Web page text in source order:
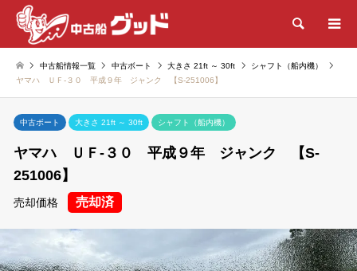
検索
中古船情報一覧 中古ボート 大きさ 21ft ～ 30ft
シャフト（船内機）
ヤマハ ＵＦ-３０ 平成９年 ジャンク 【S-251006】
中古ボート 大きさ 21ft ～ 30ft シャフト（船内機）
ヤマハ ＵＦ-３０ 平成９年 ジャンク 【S-
251006】
売却価格 売却済